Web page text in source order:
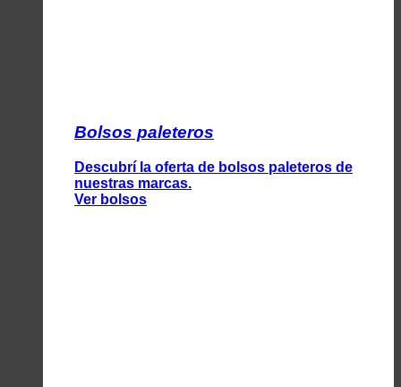
Bolsos paleteros
Descubrí la oferta de bolsos paleteros de
nuestras marcas.
Ver bolsos